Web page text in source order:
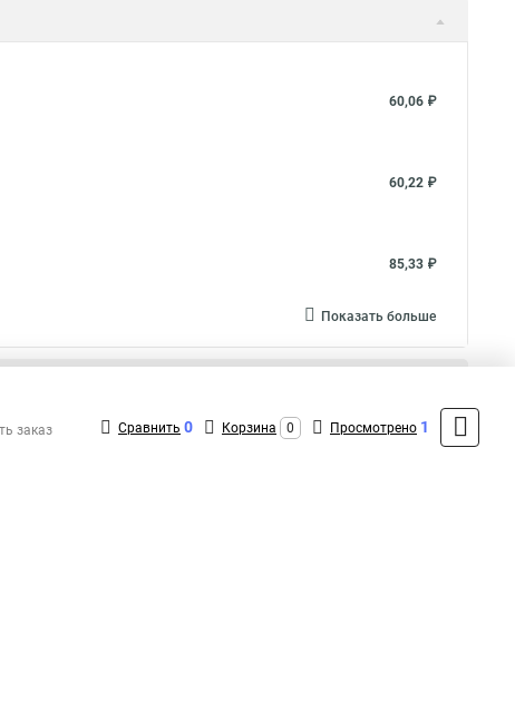
60,06 ₽
60,22 ₽
85,33 ₽
Показать больше
заказ Сравнить 0 Корзина 0 Просмотрено 1